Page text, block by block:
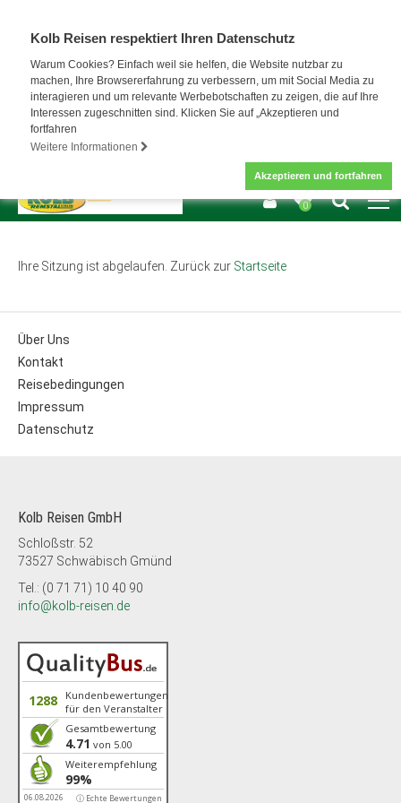
Kolb Reisen respektiert Ihren Datenschutz
Warum Cookies? Einfach weil sie helfen, die Website nutzbar zu
machen, Ihre Browsererfahrung zu verbessern, um mit Social Media zu
interagieren und um relevante Werbebotschaften zu zeigen, die auf Ihre
Interessen zugeschnitten sind. Klicken Sie auf „Akzeptieren und
fortfahren
Weitere Informationen
Akzeptieren und fortfahren
0
Ihre Sitzung ist abgelaufen. Zurück zur Startseite
Über Uns
Kontakt
Reisebedingungen
Impressum
Datenschutz
Kolb Reisen GmbH
Schloßstr. 52
73527 Schwäbisch Gmünd
Tel.: (0 71 71) 10 40 90
info@kolb-reisen.de
1288
Kundenbewertungen
für den Veranstalter
Gesamtbewertung
4.71 von 5.00
Weiterempfehlung
99%
06.08.2026 ⓘ Echte Bewertungen